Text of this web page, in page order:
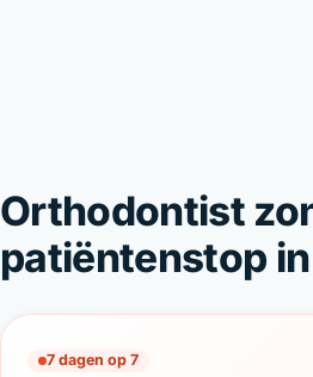
Orthodontist
patiëntenstop
7 dagen op 7